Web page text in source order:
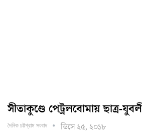
সীতাকুণ্ডে পেট্রলবোমায় ছাত্র-
দৈনিক চট্টগ্রাম সংবাদ ডিসে ২৫, ২০১৮